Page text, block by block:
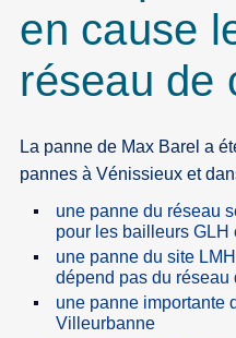
en cause
réseau de
La panne de Max Barel a
pannes à Vénissieux et
une panne du réseau
pour les bailleurs GLH
une panne du site
dépend pas du réseau
une panne importante
Villeurbanne